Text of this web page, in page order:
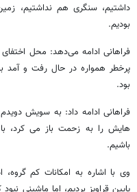
داشتیم، سنگری هم نداشتیم،
بودیم.
فراهانی ادامه می‌دهد: محل
پرخطر همواره در حال رفت و آمد
بود.
فراهانی ادامه داد: به سویش
هایش را به زحمت باز می کرد،
باشیم.
وی با اشاره به امکانات کم
پایین قراویز بردیم، اما ماشینی